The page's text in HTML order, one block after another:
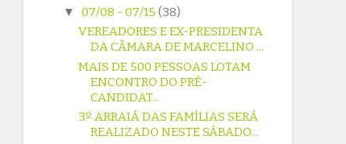
▼ 07/08 - 07/15 (38)
VEREADORES E EX-PRESIDENTA
DA CÂMARA DE MARCELINO ...
MAIS DE 500 PESSOAS LOTAM
ENCONTRO DO PRÉ-
CANDIDAT...
3º ARRAIÁ DAS FAMÍLIAS SERÁ
REALIZADO NESTE SÁBADO...